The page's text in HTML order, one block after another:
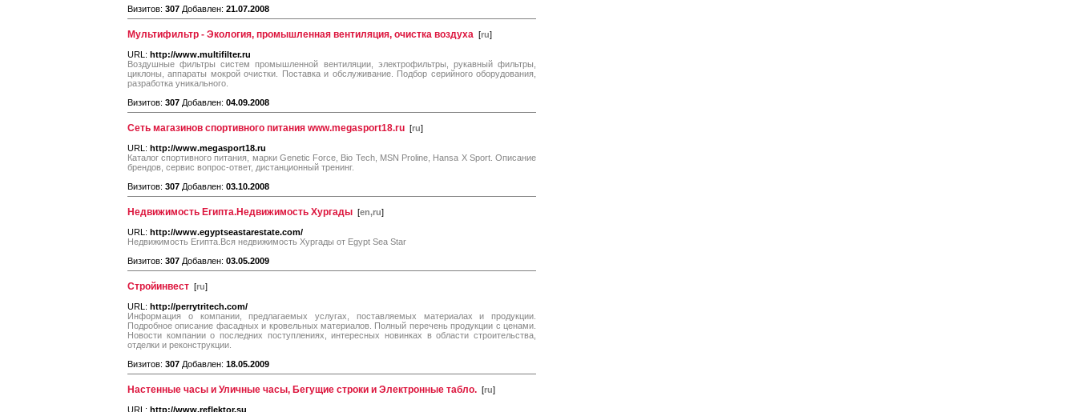
Визитов: 307 Добавлен: 21.07.2008
Мультифильтр - Экология, промышленная вентиляция, очистка воздуха [ru]
URL: http://www.multifilter.ru
Воздушные фильтры систем промышленной вентиляции, электрофильтры, рукавный фильтры,
циклоны, аппараты мокрой очистки. Поставка и обслуживание. Подбор серийного оборудования,
разработка уникального.
Визитов: 307 Добавлен: 04.09.2008
Сеть магазинов спортивного питания www.megasport18.ru [ru]
URL: http://www.megasport18.ru
Каталог спортивного питания, марки Genetic Force, Bio Tech, MSN Proline, Hansa X Sport. Описание
брендов, сервис вопрос-ответ, дистанционный тренинг.
Визитов: 307 Добавлен: 03.10.2008
Недвижимость Египта.Недвижимость Хургады [en,ru]
URL: http://www.egyptseastarestate.com/
Недвижимость Египта.Вся недвижимость Хургады от Egypt Sea Star
Визитов: 307 Добавлен: 03.05.2009
Стройинвест [ru]
URL: http://perrytritech.com/
Информация о компании, предлагаемых услугах, поставляемых материалах и продукции.
Подробное описание фасадных и кровельных материалов. Полный перечень продукции с ценами.
Новости компании о последних поступлениях, интересных новинках в области строительства,
отделки и реконструкции.
Визитов: 307 Добавлен: 18.05.2009
Настенные часы и Уличные часы, Бегущие строки и Электронные табло. [ru]
URL: http://www.reflektor.su